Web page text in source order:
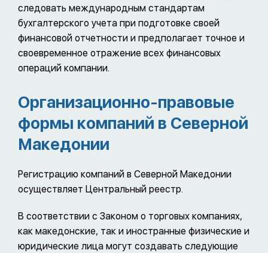
следовать международным стандартам
бухгалтерского учета при подготовке своей
финансовой отчетности и предполагает точное и
своевременное отражение всех финансовых
операций компании.
Организационно-правовые
формы компаний в Северной
Македонии
Регистрацию компаний в Северной Македонии
осуществляет Центральный реестр.
В соответствии с Законом о торговых компаниях,
как македонские, так и иностранные физические и
юридические лица могут создавать следующие